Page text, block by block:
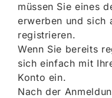
müssen Sie eines
erwerben und sich
registrieren.
Wenn Sie bereits
sich einfach mit
Konto ein.
Nach der